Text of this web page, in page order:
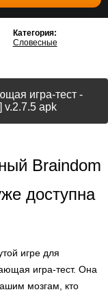
Категория:
Словесные
игра-тест -
apk
Braindom
доступна
игре для
игра-тест. Она
мозгам, кто